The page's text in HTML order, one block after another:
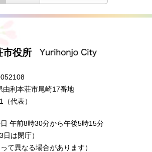
市役所
利本荘市尾崎17番地
代表）
午前8時30分から午後5時15分
日は閉庁）
て異なる場合があります）